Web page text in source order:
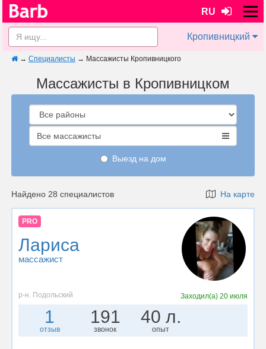
RU
Кропивницкий
→ Специалисты → Массажисты Кропивницкого
Массажисты в Кропивницком
Все массажисты
Выезд на дом
Найдено 28 специалистов На карте
PRO
Лариса
массажист
р-н. Подольский Заходил(а) 20 июля
1
отзыв
191
звонок
40 л.
опыт